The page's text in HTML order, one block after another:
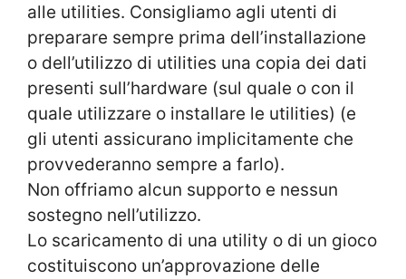
alle utilities. Consigliamo agli utenti di
preparare sempre prima dell’installazione
o dell’utilizzo di utilities una copia dei dati
presenti sull’hardware (sul quale o con il
quale utilizzare o installare le utilities) (e
gli utenti assicurano implicitamente che
provvederanno sempre a farlo).
Non offriamo alcun supporto e nessun
sostegno nell’utilizzo.
Lo scaricamento di una utility o di un gioco
costituiscono un’approvazione delle